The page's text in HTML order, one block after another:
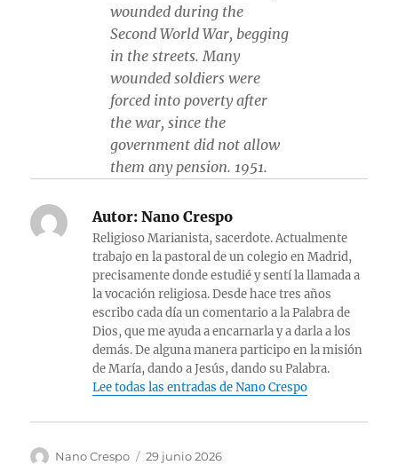
wounded during the
Second World War, begging
in the streets. Many
wounded soldiers were
forced into poverty after
the war, since the
government did not allow
them any pension. 1951.
Autor: Nano Crespo
Religioso Marianista, sacerdote. Actualmente
trabajo en la pastoral de un colegio en Madrid,
precisamente donde estudié y sentí la llamada a
la vocación religiosa. Desde hace tres años
escribo cada día un comentario a la Palabra de
Dios, que me ayuda a encarnarla y a darla a los
demás. De alguna manera participo en la misión
de María, dando a Jesús, dando su Palabra.
Lee todas las entradas de Nano Crespo
Autor
Nano Crespo
Publicado
29 junio 2026